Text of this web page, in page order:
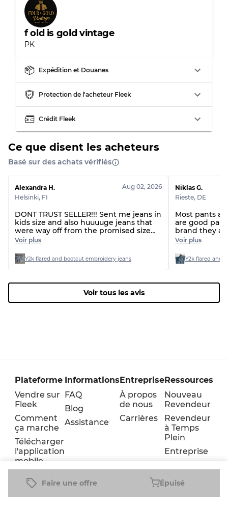
Faire une offre Épuisé
Qualité C
Répartition pour ratios mixtes
Qualité AB
70% A, 30% B
Qualité BC
60% B, 40% C
Qualité ABC
30% A, 40% B, 30% C
f old is gold vintage
PK
Expédition et Douanes
Protection de l'acheteur Fleek
Crédit Fleek
Ce que disent les acheteurs
Basé sur des achats vérifiés
Alexandra H.
Helsinki, FI
Aug 02, 2026
DONT TRUST SELLER!!! Sent me jeans in
kids size and also huuuuge jeans that
were way off from the promised size
range. Also forgot a piece I handpicked.
Seller has now been ignoring me for
several days, so doesn’t seem like the
first time this has happened…
Voir plus
Y2k flared and bootcut embroidery jeans
Niklas G.
Rieste, DE
Most pants
are good
brand they
that do not
Voir plus
Y2k flared and
Voir tous les avis
Plateforme
Vendre sur
Fleek
Comment
ça marche
Télécharger
l'application
mobile
Informations
FAQ
Blog
Assistance
Entreprise
À propos
de nous
Carrières
Ressources
Nouveau
Revendeur
Revendeur
à Temps
Plein
Entreprise